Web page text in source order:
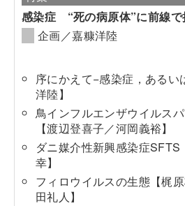
感染症 “死の病原体”に前線で
企画／嘉糠洋陸
序にかえて−感染症，あるい
洋陸】
鳥インフルエンザウイルス
【渡辺登喜子／河岡義裕】
ダニ媒介性新興感染症
幸】
フィロウイルスの生態【梶
田礼人】